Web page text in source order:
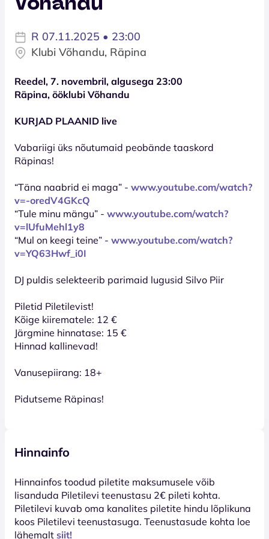
R 07.11.2025 • 23:00
Klubi Võhandu, Räpina
Reedel, 7. novembril, algusega 23:00
Räpina, ööklubi Võhandu
KURJAD PLAANID live
Vabariigi üks nõutumaid peobände taaskord
Räpinas!
“Täna naabrid ei maga” - www.youtube.com/watch?
v=-oredV4GKcQ
“Tule minu mängu” - www.youtube.com/watch?
v=lUfuMehl1y8
“Mul on keegi teine” - www.youtube.com/watch?
v=YQ63Hwf_i0I
DJ puldis selekteerib parimaid lugusid Silvo Piir
Piletid Piletilevist!
Kõige kiirematele: 12 €
Järgmine hinnatase: 15 €
Hinnad kallinevad!
Vanusepiirang: 18+
Pidutseme Räpinas!
Hinnainfo
Hinnainfos toodud piletite maksumusele võib
lisanduda Piletilevi teenustasu 2€ pileti kohta.
Piletilevi kuvab oma kanalites piletite hindu lõplikuna
koos Piletilevi teenustasuga. Teenustasude kohta loe
lähemalt siit!